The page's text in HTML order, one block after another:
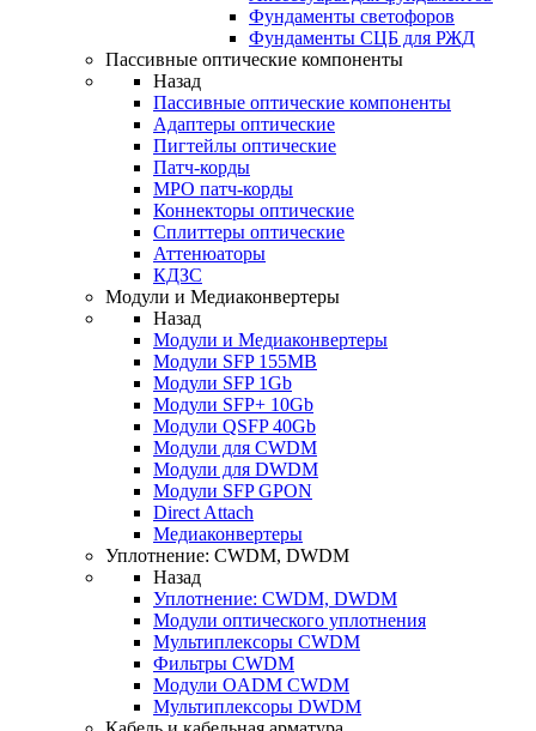
Фундаменты светофоров
Фундаменты СЦБ для РЖД
Пассивные оптические компоненты
Назад
Пассивные оптические компоненты
Адаптеры оптические
Пигтейлы оптические
Патч-корды
MPO патч-корды
Коннекторы оптические
Сплиттеры оптические
Аттенюаторы
КДЗС
Модули и Медиаконвертеры
Назад
Модули и Медиаконвертеры
Модули SFP 155MB
Модули SFP 1Gb
Модули SFP+ 10Gb
Модули QSFP 40Gb
Модули для CWDM
Модули для DWDM
Модули SFP GPON
Direct Attach
Медиаконвертеры
Уплотнение: CWDM, DWDM
Назад
Уплотнение: CWDM, DWDM
Модули оптического уплотнения
Мультиплексоры CWDM
Фильтры CWDM
Модули OADM CWDM
Мультиплексоры DWDM